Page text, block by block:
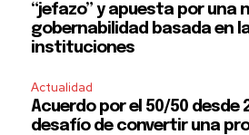
“jefazo” y apuesta por una
gobernabilidad basada en
instituciones
Actualidad
Acuerdo por el 50/50 desde
desafío de convertir una